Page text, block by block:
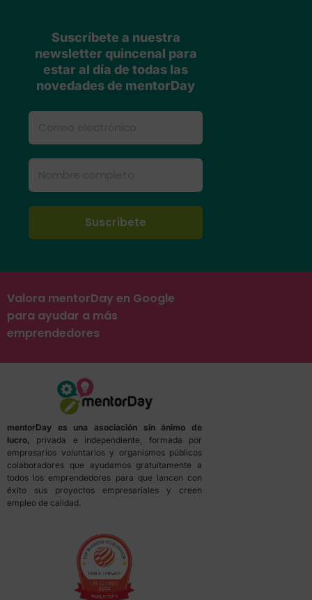
Suscríbete a nuestra
newsletter quincenal para
estar al día de todas las
novedades de mentorDay
Valora mentorDay en Google
para ayudar a más
emprendedores
mentorDay es una asociación sin ánimo de
lucro, privada e independiente, formada por
empresarios voluntarios y organismos públicos
colaboradores que ayudamos gratuitamente a
todos los emprendedores para que lancen con
éxito sus proyectos empresariales y creen
empleo de calidad.